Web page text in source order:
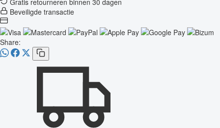
Beveiligde transactie
Share: